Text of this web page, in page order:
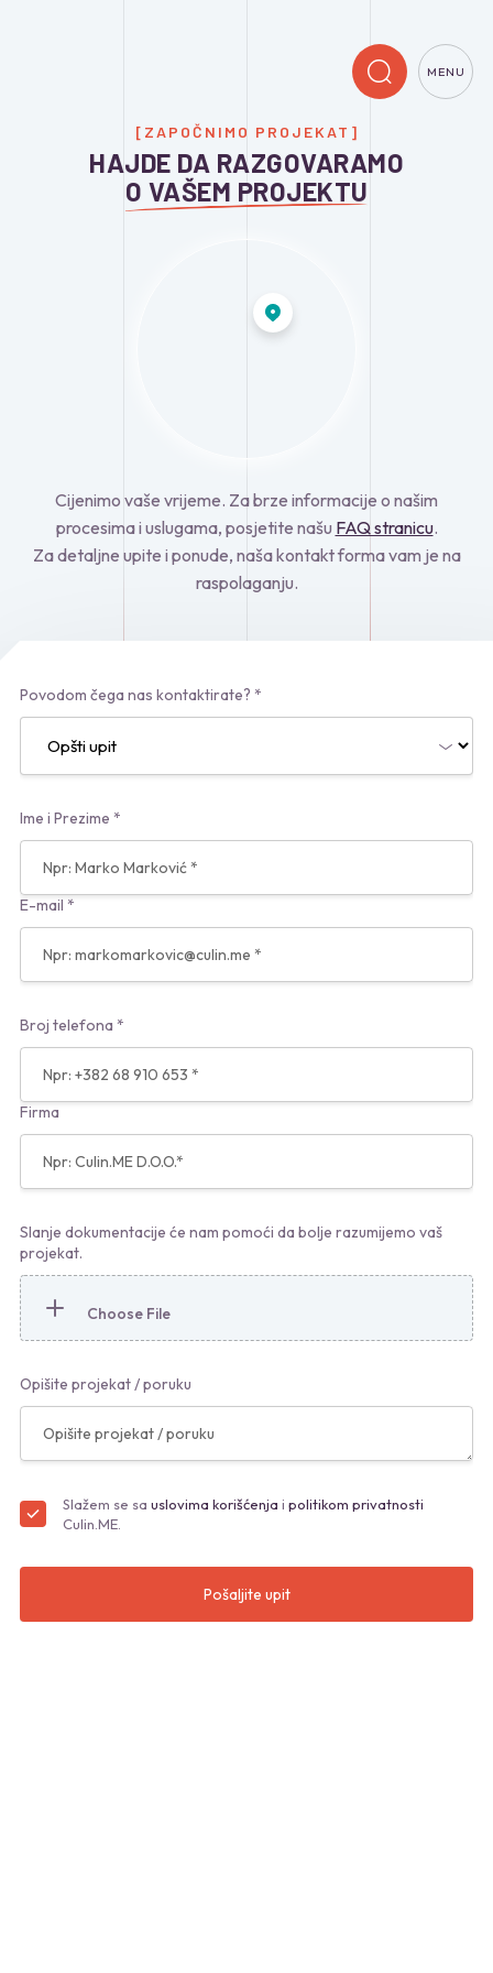
MENU
[ZAPOČNIMO PROJEKAT]
HAJDE DA RAZGOVARAMO
O VAŠEM PROJEKTU
Cijenimo vaše vrijeme. Za brze informacije o našim
procesima i uslugama, posjetite našu FAQ stranicu.
Za detaljne upite i ponude, naša kontakt forma vam je na
raspolaganju.
Povodom čega nas kontaktirate? *
Ime i Prezime *
E-mail *
Broj telefona *
Firma
Slanje dokumentacije će nam pomoći da bolje razumijemo vaš
projekat.
Opišite projekat / poruku
Slažem se sa uslovima korišćenja i politikom privatnosti
Culin.ME.